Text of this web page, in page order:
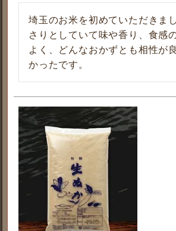
埼玉のお米を初めていただきま
さりとしていて味や香り、食感
よく、どんなおかずとも相性が
かったです。